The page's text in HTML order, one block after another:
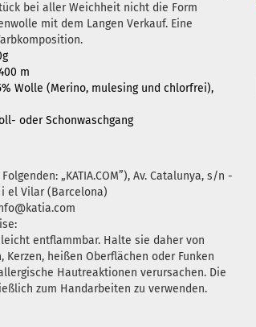
bei aller Weichheit nicht die Form
mit dem Langen Verkauf. Eine
m
Wolle (Merino, mulesing und chlorfrei),
oder Schonwaschgang
Folgenden: „KATIA.COM”), Av. Catalunya, s/n -
el Vilar (Barcelona)
entflammbar. Halte sie daher von
Kerzen, heißen Oberflächen oder Funken
Hautreaktionen verursachen. Die
zum Handarbeiten zu verwenden.